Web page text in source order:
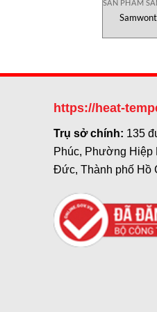
&
https://heat-
Trụ sở chính: 135
Phúc, Phường Hiệp
Đức, Thành phố Hồ